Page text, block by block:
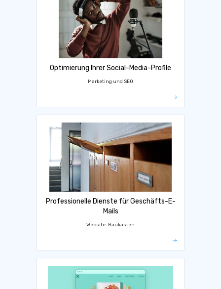
Optimierung Ihrer Social-Media-Profile
Marketing und SEO
Professionelle Dienste für Geschäfts-E-
Mails
Website-Baukasten